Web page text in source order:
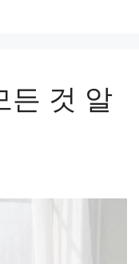
든 것 알